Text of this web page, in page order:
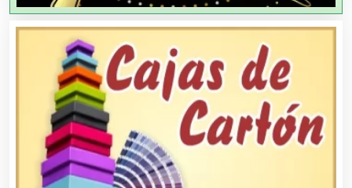
Aire Acondicionado
Alarmas
Albercas
Alimentos